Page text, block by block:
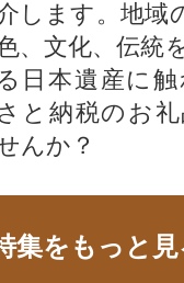
します。地域
、文化、伝統
日本遺産に
さと納税のお
んか？​​​
集をもっと